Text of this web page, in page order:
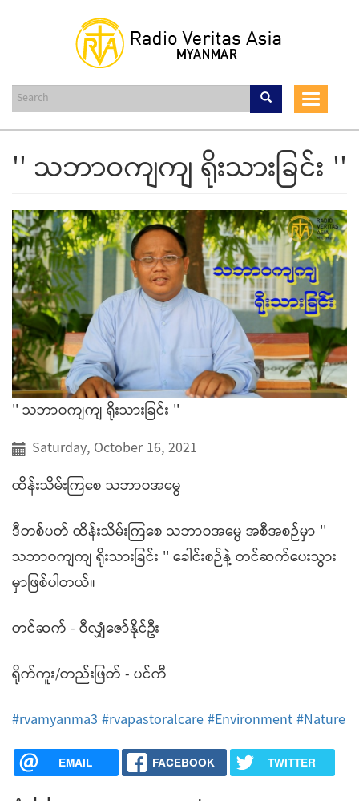
content
Toggle
'' သဘာဝကျကျ ရိုးသားခြင်း ''
'' သဘာဝကျကျ ရိုးသားခြင်း ''
Saturday, October 16, 2021
ထိန်းသိမ်းကြစေ သဘာဝအမွေ
ဒီတစ်ပတ် ထိန်းသိမ်းကြစေ သဘာဝအမွေ အစီအစဉ်မှာ ''
သဘာဝကျကျ ရိုးသားခြင်း '' ခေါင်းစဉ်နဲ့ တင်ဆက်ပေးသွား
မှာဖြစ်ပါတယ်။
တင်ဆက် - ဝီလျှံဇော်နိုင်ဦး
ရိုက်ကူး/တည်းဖြတ် - ပင်ကီ
#rvamyanma3#rvapastoralcare#Environment#Nature
EMAIL FACEBOOK TWITTER